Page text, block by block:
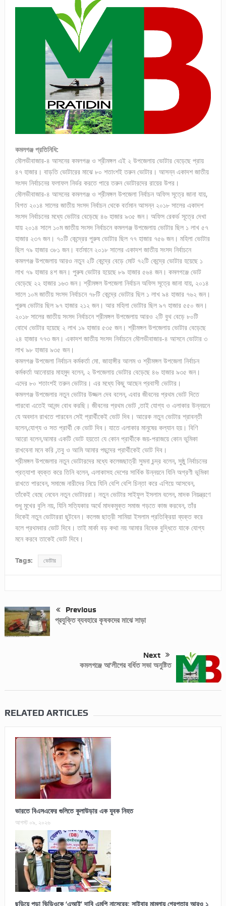
কমলগঞ্জ প্রতিনিধি:
মৌলভীবাজার-৪ আসনের কমলগঞ্জ ও শ্রীমঙ্গল এই ২ উপজেলায় ভোটার বেড়েছে প্রায়
৪৭ হাজার। বাড়তি ভোটারের মাঝে ৮০ শতাংশই তরুন ভোটার। আসন্ন একাদশ জাতীয়
সংসদ নির্বাচনের ফলাফল নির্ভর করতে পারে তরুন ভোটারদের রায়ের উপর।
মৌলভীবাজার-৪ আসনের কমলগঞ্জ ও শ্রীমঙ্গল উপজেলা নির্বাচন অফিস সূত্রে জানা যায়,
বিগত ২০১৪ সালের জাতীয় সংসদ নির্বাচন থেকে বর্তমান আসন্ন ২০১৮ সালের একাদশ
সংসদ নির্বাচনের মধ্যে ভোটার বেড়েছে ৪৬ হাজার ৯৩৫ জন। অফিস রেকর্ড সূত্রে দেখা
যায় ২০১৪ সালে ১০ম জাতীয় সংসদ নির্বাচনে কমলগঞ্জ উপজেলায় ভোটার ছিল ১ লাখ ৫৭
হাজার ২৩৭ জন। ৭০টি কেন্দ্রের পুরুষ ভোটার ছিল ৭৭ হাজার ৭৫৬ জন। মহিলা ভোটার
ছিল ৭৯ হাজার ৩৮১ জন। বর্তমানে ২০১৮ সালের একাদশ জাতীয় সংসদ নির্বাচনে
কমলগঞ্জ উপজেলায় আরও নতুন ২টি কেন্দ্রে বেড়ে মোট ৭২টি কেন্দ্রে ভোটার হয়েছে ১
লাখ ৭৯ হাজার ৪শ জন। পুরুষ ভোটার হয়েছে ৮৯ হাজার ৫৬৪ জন। কমলগঞ্জে ভোট
বেড়েছে ২২ হাজার ১৬৩ জন। শ্রীমঙ্গল উপজেলা নির্বাচন অফিস সূত্রে জানা যায়, ২০১৪
সালে ১০ম জাতীয় সংসদ নির্বাচনে ৭৮টি কেন্দ্রে ভোটার ছিল ১ লাখ ৯৪ হাজার ৭৬২ জন।
পুরুষ ভোটার ছিল ৯৭ হাজার ২১২ জন। আর মহিলা ভোটার ছিল ৯৭ হাজার ৫৫০ জন।
২০১৮ সালের জাতীয় সংসদ নির্বাচনে শ্রীমঙ্গল উপজেলায় আরও ২টি বুথ বেড়ে ৮০টি
বোথে ভোটার হয়েছে ২ লাখ ১৯ হাজার ৫৩৫ জন। শ্রীমঙ্গল উপজেলায় ভোটার বেড়েছে
২৪ হাজার ৭৭৩ জন। একাদশ জাতীয় সংসদ নির্বাচনে মৌলভীবাজার-৪ আসনে ভোটার ৩
লাখ ৯৮ হাজার ৯৩৫ জন।
কমলগঞ্জ উপজেলা নির্বাচন কর্মকর্তা মো. জাহাঙ্গীর আলম ও শ্রীমঙ্গল উপজেলা নির্বাচন
কর্মকর্তা আনোয়ার মাহমুদ বলেন, ২ উপজেলায় ভোটার বেড়েছে ৪৬ হাজার ৯৩৫ জন।
এদের ৮০ শতাংশই তরুন ভোটার। এর মধ্যে কিছু আছেন প্রবাসী ভোটার।
কমলগঞ্জ উপজেলার নতুন ভোটার উজ্জল দেব বলেন, এবার জীবনের প্রথম ভোট দিতে
পারবো এতেই আনন্দ বোধ করছি। জীবনের প্রথম ভোট ,তাই যোগ্য ও এলাকার উন্নয়নে
যে অবদান রাখতে পারবেন সেই প্রার্থীকেই ভোট দিব। আরেক নতুন ভোটার শ্রাবন্তী
বলেন,যোগ্য ও সত প্রার্থী কে ভোট দিব। যাতে এলাকার মানুষের কল্যান হয়। বিণি
আরো বলেন,আমার একটি ভোট হয়তো যে কোন প্রার্থীকে জয়-পরাজয়ে কোন ভুমিকা
রাখবেনা মনে করি ,তবু ও আমি আমার পছন্দের প্রার্থীকেই ভোট দিব।
শ্রীমঙ্গল উপজেলার নতুন ভোটারদের মধ্যে কলেজছাত্রী সুমনা চন্দ্র বলেন, সুষ্ঠু নির্বাচনের
প্রত্যাশা ব্যক্ত করে তিনি বলেন, এলাকাসহ দেশের সার্বিক উন্নয়নে যিনি অগ্রণী ভূমিকা
রাখতে পারবেন, সমাজে নারীদের নিয়ে যিনি বেশি বেশি চিন্তা করে এগিয়ে আসবেন,
তাঁকেই বেছে নেবেন নতুন ভোটাররা। নতুন ভোটার সাইফুল ইসলাম বলেন, মাদক নিয়ন্ত্রণে
শুধু মুখের বুলি নয়, যিনি সত্যিকার অর্থে মাদকমুক্ত সমাজ গড়তে কাজ করবেন, তাঁর
দিকেই নতুন ভোটাররা ছুটবেন। কলেজ ছাত্রী সামিয়া ইসলাম প্রতিক্রিয়া ব্যক্ত করে
বলে প্রথমবার ভোট দিবে। তাই মার্কা বড় কথা নয় আমার বিবেক বুদ্ধিতে যাকে যোগ্য
মনে করবে তাকেই ভোট দিবে।
Tags: ভোটার
Previous
প্রযুক্তি ব্যবহারে কৃষকদের মাঝে সাড়া
Next
কমলগঞ্জে আ’লীগের বর্ধিত সভা অনুষ্টিত
RELATED ARTICLES
ভারতে বিএসএফের গুলিতে কুলাউড়ার এক যুবক নিহত
আগস্ট ০৯, ২০২৬
ছড়িয়ে পড়া ভিডিওকে ‘এআই’ দাবি এমপি নাসেরের: সাইবার মামলায় গ্রেপ্তার আরও ১